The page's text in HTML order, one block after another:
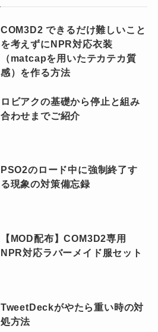
COM3D2 できるだけ難しいこと
を考えずにNPR対応衣装
（matcapを用いたテカテカ質
感）を作る方法
ロビアクの基礎から停止と組み
合わせまでご紹介
PSO2のロード中に強制終了す
る現象の対策備忘録
【MOD配布】COM3D2専用
NPR対応ラバーメイド服セット
TweetDeckがやたら重い時の対
処方法